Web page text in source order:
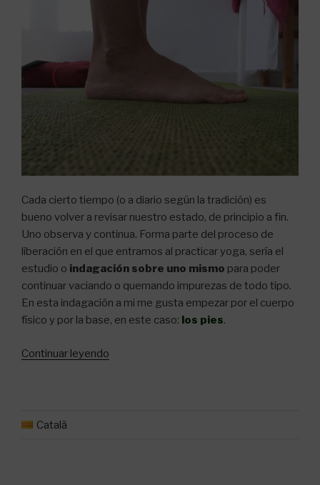
Cada cierto tiempo (o a diario según la tradición) es
bueno volver a revisar nuestro estado, de principio a fin.
Uno observa y continua. Forma parte del proceso de
liberación en el que entramos al practicar yoga, sería el
estudio o indagación sobre uno mismo para poder
continuar vaciando o quemando impurezas de todo tipo.
En esta indagación a mi me gusta empezar por el cuerpo
físico y por la base, en este caso: los pies.
Continuar leyendo
Català